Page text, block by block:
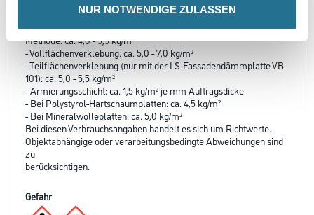
NUR NOTWENDIGE ZULASSEN
- Dämmplattenklebung (untergrundabhängig): Wulst-Punkt-
Methode: ca. 4,0 - 5,5 kg/m²
- Vollflächenverklebung: ca. 5,0 - 7,0 kg/m²
- Teilflächenverklebung (nur mit der LS-Fassadendämmplatte VB
101): ca. 5,0 - 5,5 kg/m²
- Armierungsschicht: ca. 1,5 kg/m² je mm Auftragsdicke
- Bei Polystyrol-Hartschaumplatten: ca. 4,5 kg/m²
- Bei Mineralwolleplatten: ca. 5,0 kg/m²
Bei diesen Verbrauchsangaben handelt es sich um Richtwerte.
Objektabhängige oder verarbeitungsbedingte Abweichungen sind
zu
berücksichtigen.
Gefahr